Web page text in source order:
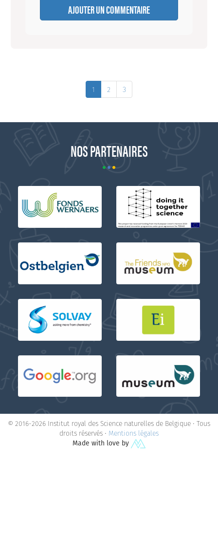
AJOUTER UN COMMENTAIRE
1 2 3
NOS PARTENAIRES
© 2016-2026 Institut royal des Science naturelles de Belgique • Tous
droits réservés • Mentions légales
Made with love by